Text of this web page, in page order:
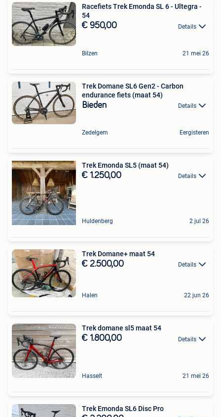
Racefiets Trek Emonda SL 6 - Ultegra -
54
€ 950,00 Details
Bilzen 21 mei 26
Trek Domane SL6 Gen2 - Carbon
endurance fiets (maat 54)
Bieden Details
Zedelgem Eergisteren
Trek Emonda SL5 (maat 54)
€ 1.250,00 Details
Huldenberg 2 jul 26
Trek Domane+ maat 54
€ 2.500,00 Details
Halen 22 jun 26
Trek domane sl5 maat 54
€ 1.800,00 Details
Hasselt 21 mei 26
Trek Emonda SL6 Disc Pro